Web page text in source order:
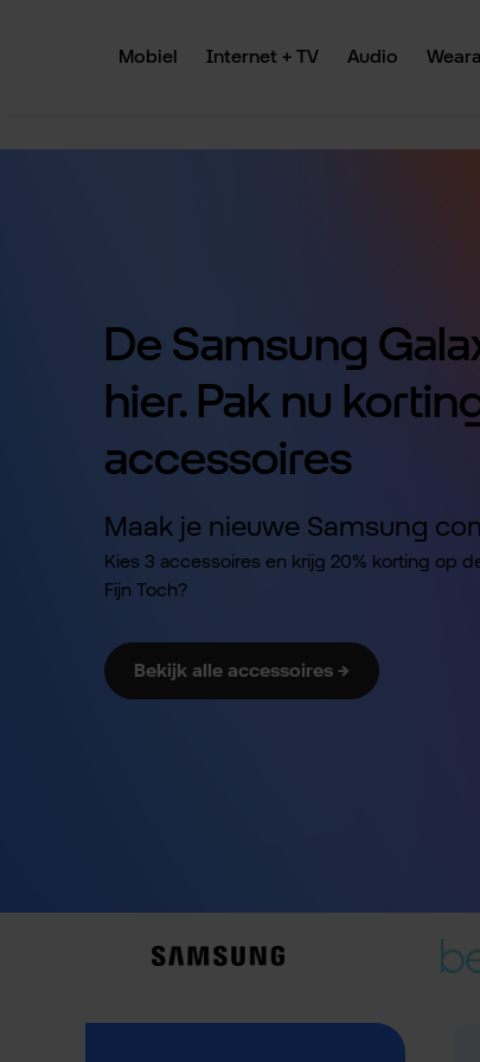
Mobiel
Internet + TV Audio
De Samsung
hier. Pak nu
accessoires
Maak je nieuwe Samsung
Kies 3 accessoires en krijg 20% korting op
Fijn Toch?
Bekijk alle accessoires →